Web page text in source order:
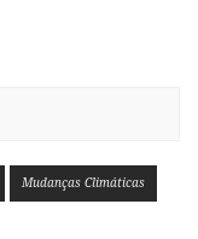
Mudanças Climáticas